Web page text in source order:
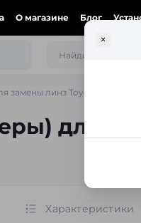
О магазине Блог
замены линз Toyota Land
×
для
Характеристики